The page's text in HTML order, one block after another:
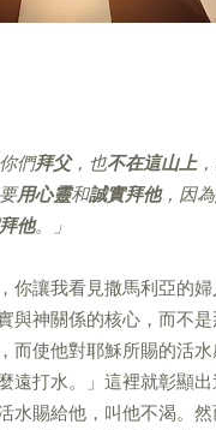
們拜父，也不在這山上
用心靈和誠實拜他，因為
他。」
你讓我看見撒馬利亞的
與神關係的核心，而不
而使他對耶穌所賜的活
遠打水。」這裡就彰顯
水賜給他，叫他不渴。